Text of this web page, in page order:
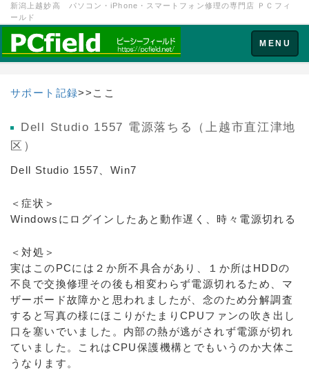
新潟上越妙高 パソコン・iPhone・スマートフォン修理の専門店 ＰＣフィ
ールド
Toggle
navigation
MENU
サポート記録>>ここ
Dell Studio 1557 電源落ちる（上越市直江津地
区）
Dell Studio 1557、Win7
＜症状＞
Windowsにログインしたあと動作遅く、時々電源切れる
＜対処＞
実はこのPCには２か所不具合があり、１か所はHDDの
不良で交換修理その後も相変わらず電源切れるため、マ
ザーボード故障かと思われましたが、念のため分解調査
すると写真の様にほこりがたまりCPUファンの吹き出し
口を塞いでいました。内部の熱が逃がされず電源が切れ
ていました。これはCPU保護機構とでもいうのか大体こ
うなります。